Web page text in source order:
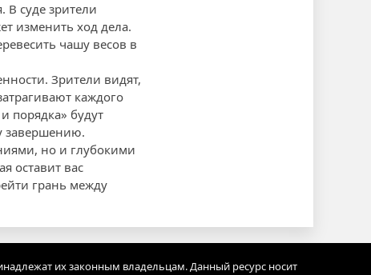
В суде зрители
изменить ход дела.
чашу весов в
Зрители видят,
каждого
порядка» будут
завершению.
но и глубокими
оставит вас
грань между
их законным владельцам. Данный ресурс носит